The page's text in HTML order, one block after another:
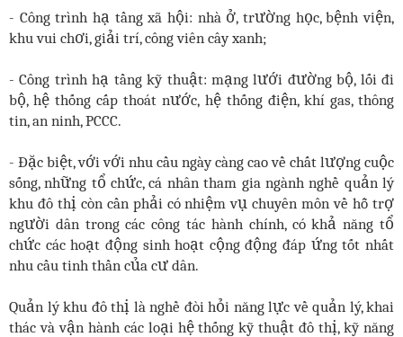
- Công trình hạ tầng xã hội: nhà ở, trường học, bệnh viện,
khu vui chơi, giải trí, công viên cây xanh;
-Công trình hạ tầng kỹ thuật: mạng lưới đường bộ, lối đi
bộ, hệ thống cấp thoát nước, hệ thống điện, khí gas, thông
tin, an ninh, PCCC.
- Đặc biệt, với với nhu cầu ngày càng cao về chất lượng cuộc
sống, những tổ chức, cá nhân tham gia ngành nghề quản lý
khu đô thị còn cần phải có nhiệm vụ chuyên môn về hỗ trợ
người dân trong các công tác hành chính, có khả năng tổ
chức các hoạt động sinh hoạt cộng động đáp ứng tốt nhất
nhu cầu tinh thần của cư dân.
Quản lý khu đô thị là nghề đòi hỏi năng lực về quản lý, khai
thác và vận hành các loại hệ thống kỹ thuật đô thị, kỹ năng